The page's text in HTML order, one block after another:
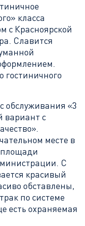
класса
с Красноярской
Славится
гостиничного
обслуживания «3
вариант с
месте в
площади
С
красивый
обставлены,
по системе
есть охраняемая